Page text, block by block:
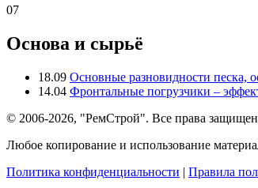
07
Основа и сырьё
18.09 Основные разновидности песка,
14.04 Фронтальные погрузчики –
© 2006-2026, "РемСтрой". Все права
Любое копирование и использование
Политика конфиденциальности | Правила